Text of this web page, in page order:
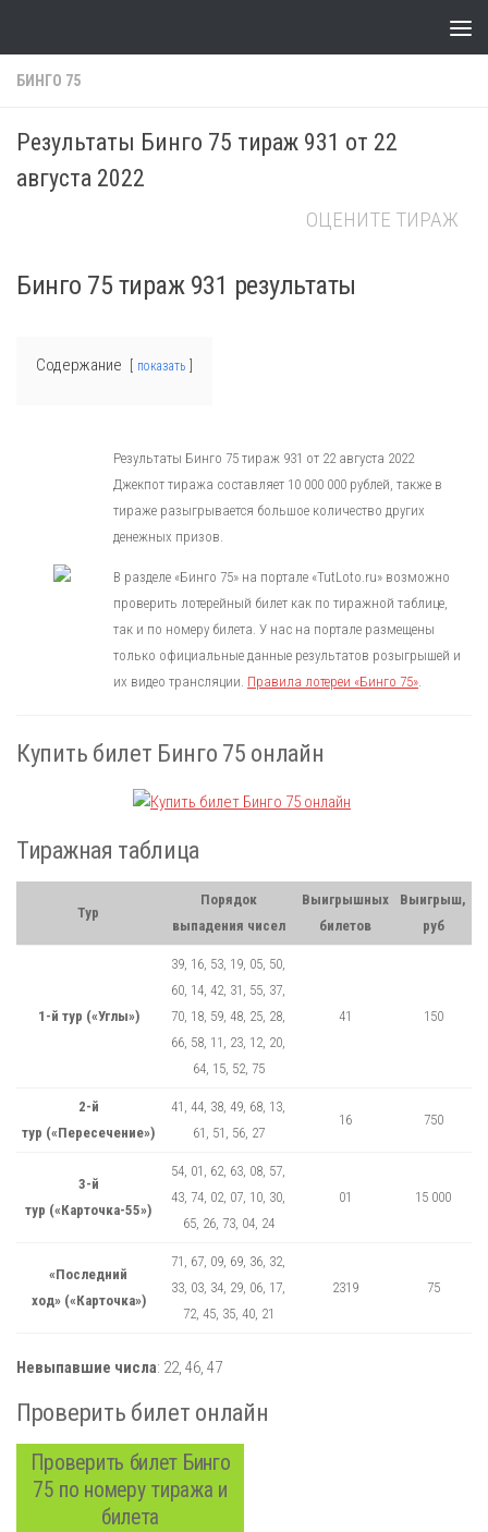
БИНГО 75
Результаты Бинго 75 тираж 931 от 22
августа 2022
ОЦЕНИТЕ ТИРАЖ
Бинго 75 тираж 931 результаты
Содержание показать
Результаты Бинго 75 тираж 931 от 22 августа 2022
Джекпот тиража составляет 10 000 000 рублей, также в
тираже разыгрывается большое количество других
денежных призов.
В разделе «Бинго 75» на портале «TutLoto.ru» возможно
проверить лотерейный билет как по тиражной таблице,
так и по номеру билета. У нас на портале размещены
только официальные данные результатов розыгрышей и
их видео трансляции. Правила лотереи «Бинго 75».
Купить билет Бинго 75 онлайн
Тиражная таблица
Тур
Порядок
выпадения чисел
Выигрышных
билетов
Выигрыш,
руб
1-й тур («Углы»)
39, 16, 53, 19, 05, 50,
60, 14, 42, 31, 55, 37,
70, 18, 59, 48, 25, 28,
66, 58, 11, 23, 12, 20,
64, 15, 52, 75
41 150
2-й
тур («Пересечение»)
41, 44, 38, 49, 68, 13,
61, 51, 56, 27
16 750
3-й
тур («Карточка-55»)
54, 01, 62, 63, 08, 57,
43, 74, 02, 07, 10, 30,
65, 26, 73, 04, 24
01 15 000
«Последний
ход» («Карточка»)
71, 67, 09, 69, 36, 32,
33, 03, 34, 29, 06, 17,
72, 45, 35, 40, 21
2319 75
Невыпавшие числа: 22, 46, 47
Проверить билет онлайн
Проверить билет Бинго
75 по номеру тиража и
билета